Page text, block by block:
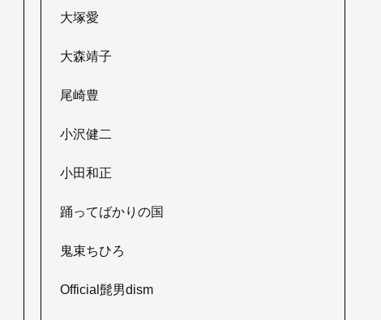
大塚愛
大森靖子
尾崎豊
小沢健二
小田和正
踊ってばかりの国
鬼束ちひろ
Official髭男dism